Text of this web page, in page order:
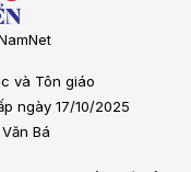
và Tôn giáo
ngày 17/10/2025
Bá